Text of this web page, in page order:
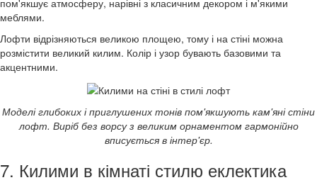
пом'якшує атмосферу, нарівні з класичним декором і м'якими
меблями.
Лофти відрізняються великою площею, тому і на стіні можна
розмістити великий килим. Колір і узор бувають базовими та
акцентними.
Моделі глибоких і приглушених тонів пом'якшують кам'яні стіни
лофт. Виріб без ворсу з великим орнаментом гармонійно
вписується в інтер'єр.
7. Килими в кімнаті стилю еклектика